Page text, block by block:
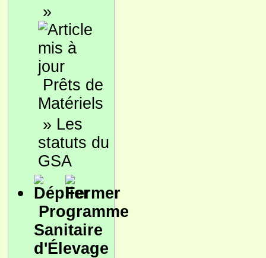
»
Prêts de
Matériels
» Les
statuts du
GSA
Programme
Sanitaire
d'Élevage